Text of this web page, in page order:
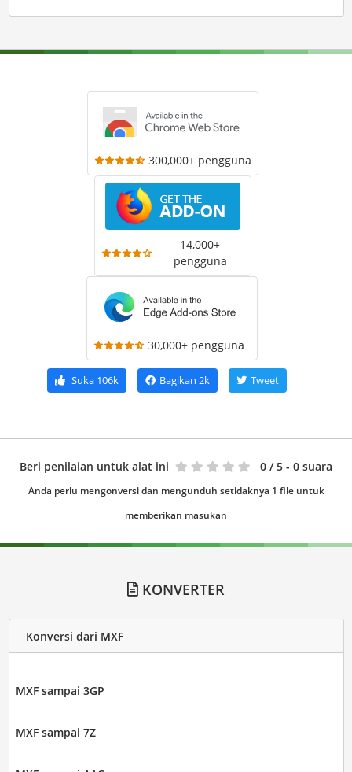
300,000+ pengguna
14,000+
pengguna
30,000+ pengguna
Suka106k Bagikan 2k Tweet
Beri penilaian untuk alat ini 0 / 5 - 0 suara
Anda perlu mengonversi dan mengunduh setidaknya 1 file untuk
memberikan masukan
KONVERTER
Konversi dari MXF
MXF sampai 3GP
MXF sampai 7Z